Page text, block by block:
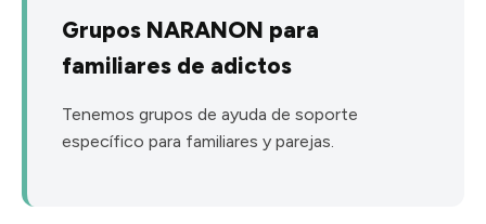
Grupos NARANON para
familiares de adictos
Tenemos grupos de ayuda de soporte
específico para familiares y parejas.